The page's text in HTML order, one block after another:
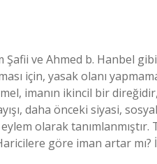
Şafii ve Ahmed b. Hanbel
için, yasak olanı
imanın ikincil bir
daha önceki siyasi,
olarak
göre iman artar mı?